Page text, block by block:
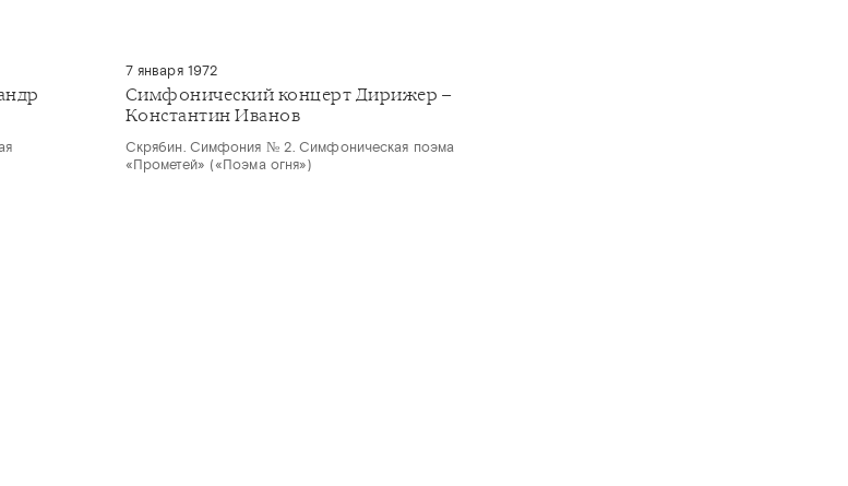
7 января 1972
Симфонический концерт Дирижер –
Константин Иванов
Скрябин. Симфония № 2. Симфоническая поэма
«Прометей» («Поэма огня»)